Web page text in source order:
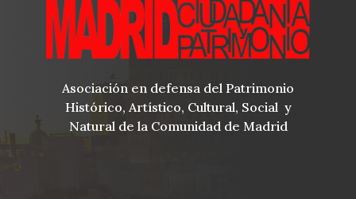
Asociación en defensa del Patrimonio
Histórico, Artístico, Cultural, Social y
Natural de la Comunidad de Madrid